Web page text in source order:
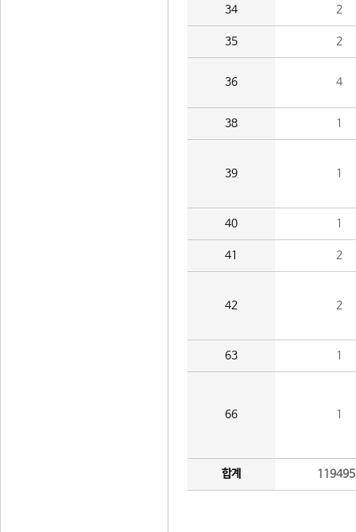
34 2
35 2
36 4
38 1
39 1
40 1
41 2
42 2
63 1
66 1
합계